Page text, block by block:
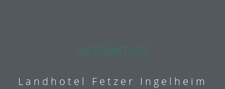
INFORMATIVES
Landhotel Fetzer Ingelheim